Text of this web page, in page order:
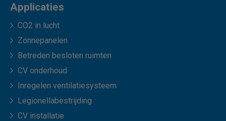
Applicaties
CO2 in lucht
Zonnepanelen
Betreden besloten ruimten
CV onderhoud
Inregelen ventilatiesysteem
Legionellabestrijding
CV installatie